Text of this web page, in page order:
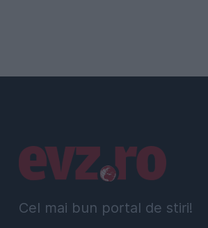
Cel mai bun portal de stiri!
Linkuri utile